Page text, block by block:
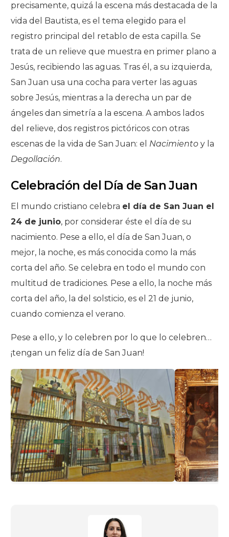
precisamente, quizá la escena más destacada de la
vida del Bautista, es el tema elegido para el
registro principal del retablo de esta capilla. Se
trata de un relieve que muestra en primer plano a
Jesús, recibiendo las aguas. Tras él, a su izquierda,
San Juan usa una cocha para verter las aguas
sobre Jesús, mientras a la derecha un par de
ángeles dan simetría a la escena. A ambos lados
del relieve, dos registros pictóricos con otras
escenas de la vida de San Juan: el Nacimiento y la
Degollación.
Celebración del Día de San Juan
El mundo cristiano celebra el día de San Juan el
24 de junio, por considerar éste el día de su
nacimiento. Pese a ello, el día de San Juan, o
mejor, la noche, es más conocida como la más
corta del año. Se celebra en todo el mundo con
multitud de tradiciones. Pese a ello, la noche más
corta del año, la del solsticio, es el 21 de junio,
cuando comienza el verano.
Pese a ello, y lo celebren por lo que lo celebren…
¡tengan un feliz día de San Juan!